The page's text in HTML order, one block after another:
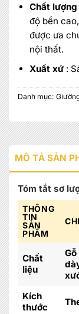
Chất lượng
độ bền
được ưa
nội thất.
Xuất xứ:
Danh mục:
MÔ TẢ SẢN
Tóm tắt sơ
THÔNG
TIN
SẢN
PHẨM
Chất
liệu
Kích
thước